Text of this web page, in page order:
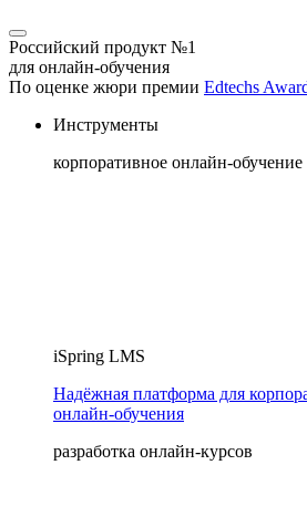
Российский продукт №1
для онлайн-обучения
По оценке жюри премии Edtechs
Инструменты
корпоративное онлайн-обучение
iSpring LMS
Надёжная платформа для
онлайн‑обучения
разработка онлайн-курсов